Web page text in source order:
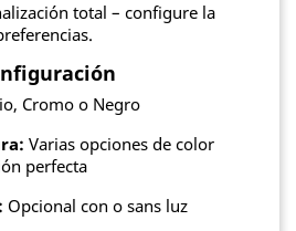
total – configure la
Cromo o Negro
Varias opciones de color
perfecta
Opcional con o sans luz